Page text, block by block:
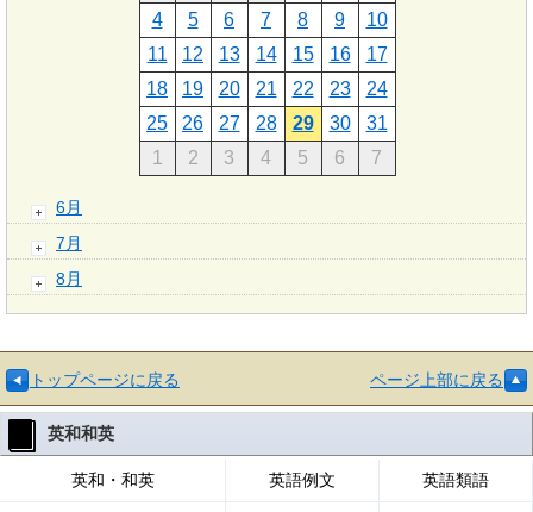
4
5 6 7 8 9
10
11
12 13 14 15 16
17
18
19 20 21 22 23
24
25
26 27 28 29 30
31
1
2 3 4 5 6 7
6月
7月
8月
トップページに戻る ページ上部に戻る
英和和英
英和・和英 英語例文 英語類語